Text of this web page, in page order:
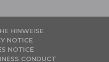
HINWEISE
NOTICE
NOTICE
CONDUCT